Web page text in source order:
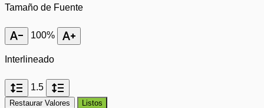
Tamaño de Fuente
text_decrease 100% text_increase
Interlineado
format_line_spacing 1.5 format_line_spacing
Restaurar Valores Listos